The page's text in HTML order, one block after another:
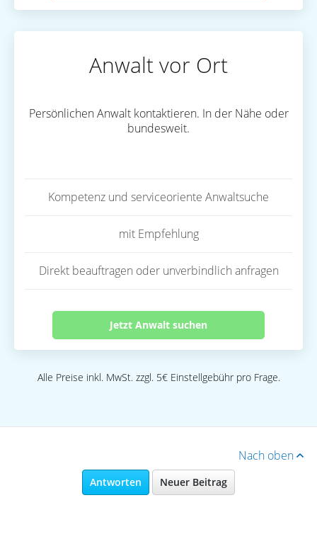
Anwalt vor Ort
Persönlichen Anwalt kontaktieren. In der Nähe oder
bundesweit.
Kompetenz und serviceoriente Anwaltsuche
mit Empfehlung
Direkt beauftragen oder unverbindlich anfragen
Jetzt Anwalt suchen
Alle Preise inkl. MwSt. zzgl. 5€ Einstellgebühr pro Frage.
Nach oben
Antworten Neuer Beitrag